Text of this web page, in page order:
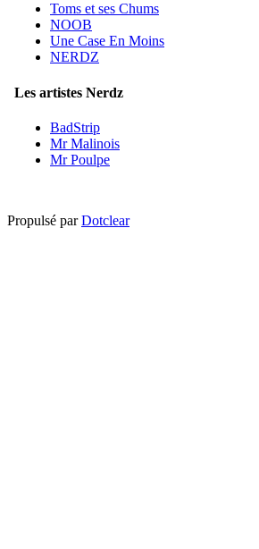
Toms et ses Chums
NOOB
Une Case En Moins
NERDZ
Les artistes Nerdz
BadStrip
Mr Malinois
Mr Poulpe
Propulsé parDotclear